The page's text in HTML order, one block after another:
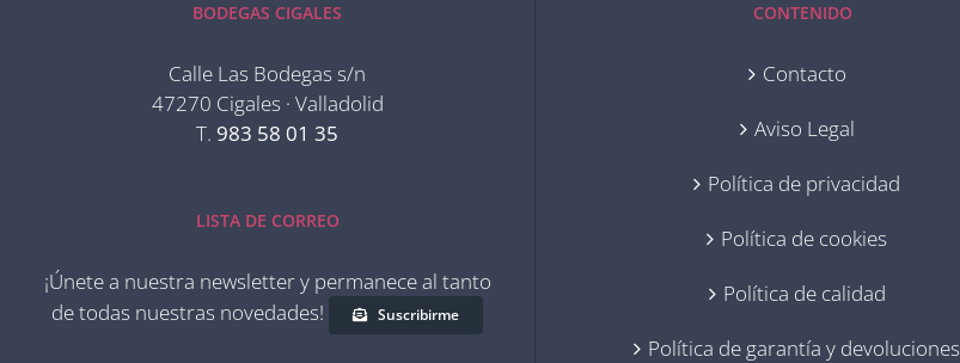
BODEGAS CIGALES
Calle Las Bodegas s/n
47270 Cigales · Valladolid
T. 983 58 01 35
LISTA DE CORREO
¡Únete a nuestra newsletter y permanece al tanto
de todas nuestras novedades!
Suscribirme
CONTENIDO
Contacto
Aviso Legal
Política de privacidad
Política de cookies
Política de calidad
Política de garantía y devoluciones